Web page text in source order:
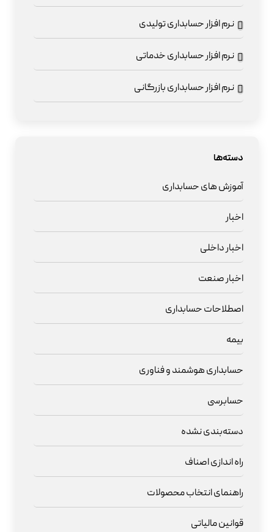
نرم افزار حسابداری تولیدی
نرم افزار حسابداری خدماتی
نرم افزار حسابداری بازرگانی
دسته‌ها
آموزش های حسابداری
اخبار
اخبار داخلی
اخبار صنعت
اصطلاحات حسابداری
بیمه
حسابداری هوشمند و فناوری
حسابرسی
دسته‌بندی نشده
راه اندازی اصناف
راهنمای انتخاب محصولات
قوانین مالیاتی